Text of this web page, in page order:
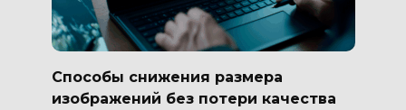
Способы снижения размера
изображений без потери качества